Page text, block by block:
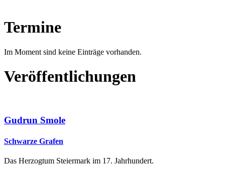
Termine
Im Moment sind keine Einträge vorhanden.
Veröffentlichungen
Gudrun Smole
Schwarze Grafen
Das Herzogtum Steiermark im 17. Jahrhundert.